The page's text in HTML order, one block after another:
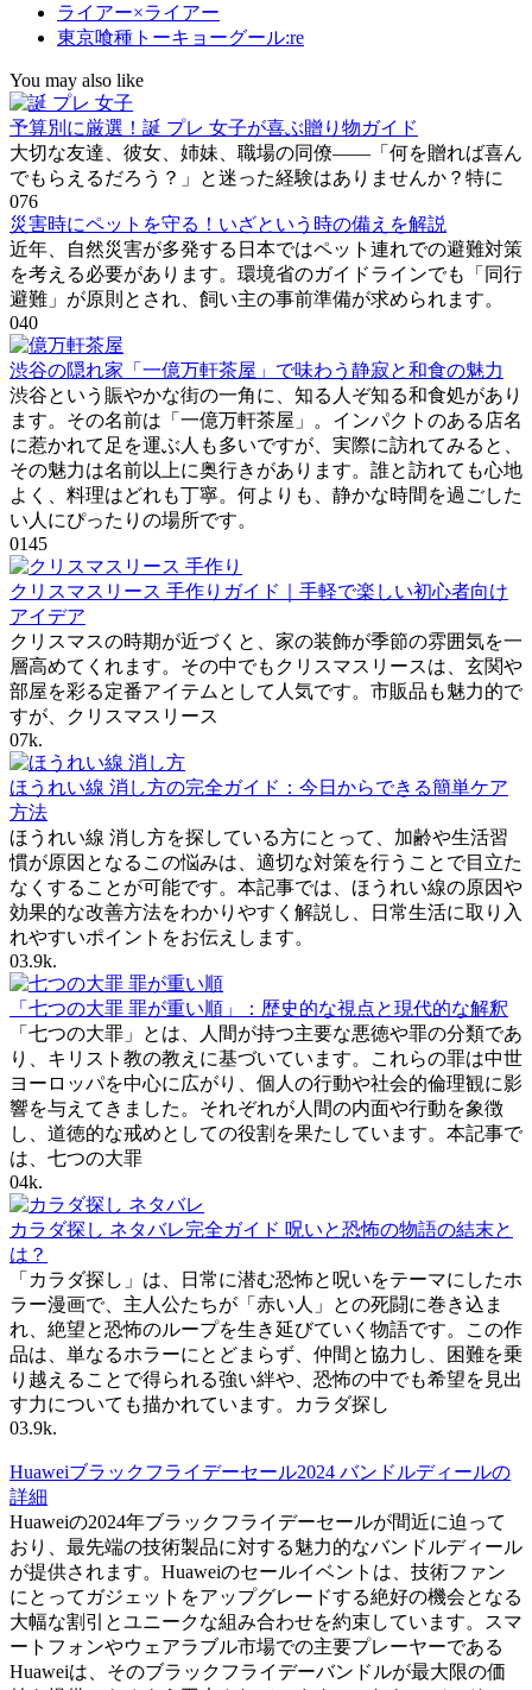
ライアー×ライアー
東京喰種トーキョーグール:re
You may also like
予算別に厳選！誕 プレ 女子が喜ぶ贈り物ガイド
大切な友達、彼女、姉妹、職場の同僚――「何を贈れば喜ん
でもらえるだろう？」と迷った経験はありませんか？特に
076
災害時にペットを守る！いざという時の備えを解説
近年、自然災害が多発する日本ではペット連れでの避難対策
を考える必要があります。環境省のガイドラインでも「同行
避難」が原則とされ、飼い主の事前準備が求められます。
040
渋谷の隠れ家「一億万軒茶屋」で味わう静寂と和食の魅力
渋谷という賑やかな街の一角に、知る人ぞ知る和食処があり
ます。その名前は「一億万軒茶屋」。インパクトのある店名
に惹かれて足を運ぶ人も多いですが、実際に訪れてみると、
その魅力は名前以上に奥行きがあります。誰と訪れても心地
よく、料理はどれも丁寧。何よりも、静かな時間を過ごした
い人にぴったりの場所です。
0145
クリスマスリース 手作りガイド｜手軽で楽しい初心者向け
アイデア
クリスマスの時期が近づくと、家の装飾が季節の雰囲気を一
層高めてくれます。その中でもクリスマスリースは、玄関や
部屋を彩る定番アイテムとして人気です。市販品も魅力的で
すが、クリスマスリース
07k.
ほうれい線 消し方の完全ガイド：今日からできる簡単ケア
方法
ほうれい線 消し方を探している方にとって、加齢や生活習
慣が原因となるこの悩みは、適切な対策を行うことで目立た
なくすることが可能です。本記事では、ほうれい線の原因や
効果的な改善方法をわかりやすく解説し、日常生活に取り入
れやすいポイントをお伝えします。
03.9k.
「七つの大罪 罪が重い順」：歴史的な視点と現代的な解釈
「七つの大罪」とは、人間が持つ主要な悪徳や罪の分類であ
り、キリスト教の教えに基づいています。これらの罪は中世
ヨーロッパを中心に広がり、個人の行動や社会的倫理観に影
響を与えてきました。それぞれが人間の内面や行動を象徴
し、道徳的な戒めとしての役割を果たしています。本記事で
は、七つの大罪
04k.
カラダ探し ネタバレ完全ガイド 呪いと恐怖の物語の結末と
は？
「カラダ探し」は、日常に潜む恐怖と呪いをテーマにしたホ
ラー漫画で、主人公たちが「赤い人」との死闘に巻き込ま
れ、絶望と恐怖のループを生き延びていく物語です。この作
品は、単なるホラーにとどまらず、仲間と協力し、困難を乗
り越えることで得られる強い絆や、恐怖の中でも希望を見出
す力についても描かれています。カラダ探し
03.9k.
Huaweiブラックフライデーセール2024 バンドルディールの
詳細
Huaweiの2024年ブラックフライデーセールが間近に迫って
おり、最先端の技術製品に対する魅力的なバンドルディール
が提供されます。Huaweiのセールイベントは、技術ファン
にとってガジェットをアップグレードする絶好の機会となる
大幅な割引とユニークな組み合わせを約束しています。スマ
ートフォンやウェアラブル市場での主要プレーヤーである
Huaweiは、そのブラックフライデーバンドルが最大限の価